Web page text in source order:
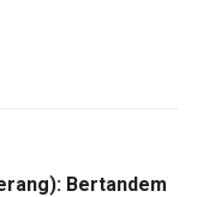
Bertandem